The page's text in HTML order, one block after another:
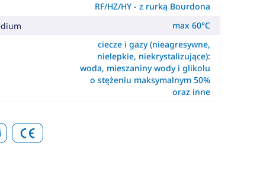
RF/HZ/HY - z rurką Bourdona
max 60°C
ciecze i gazy (nieagresywne,
nielepkie, niekrystalizujące):
woda, mieszaniny wody i glikolu
o stężeniu maksymalnym 50%
oraz inne